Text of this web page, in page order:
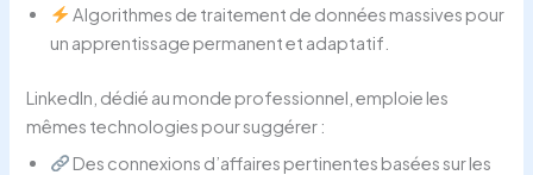
Algorithmes de traitement de données massives pour
un apprentissage permanent et adaptatif.
LinkedIn, dédié au monde professionnel, emploie les
mêmes technologies pour suggérer :
Des connexions d’affaires pertinentes basées sur les